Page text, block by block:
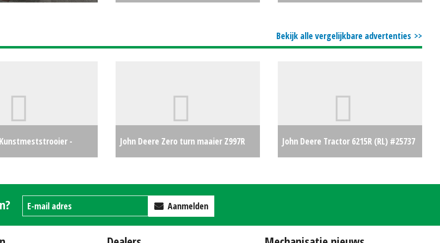
Bekijk alle vergelijkbare advertenties
-
John Deere Zero turn maaier Z997R
John Deere Tractor 6215R (RL) #25737
Aanmelden